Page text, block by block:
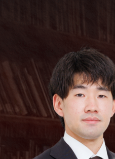
東京法律事務所所属 弁護士 篠田 祐真
HOME
取扱い分野
弁護士紹介